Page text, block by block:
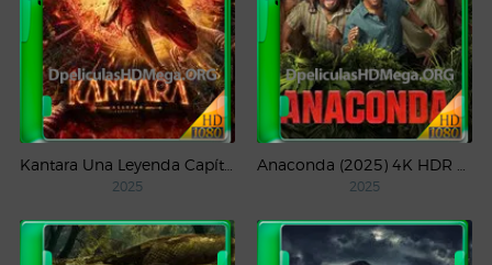
2025 2025